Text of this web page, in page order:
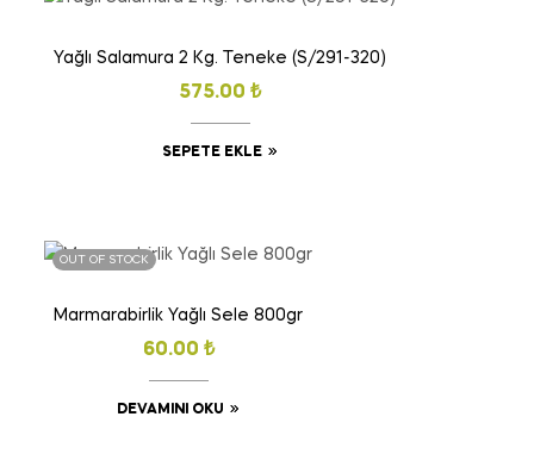
Yağlı Salamura 2 Kg. Teneke (S/291-320)
575.00 ₺
SEPETE EKLE
OUT OF STOCK
Marmarabirlik Yağlı Sele 800gr
60.00 ₺
DEVAMINI OKU